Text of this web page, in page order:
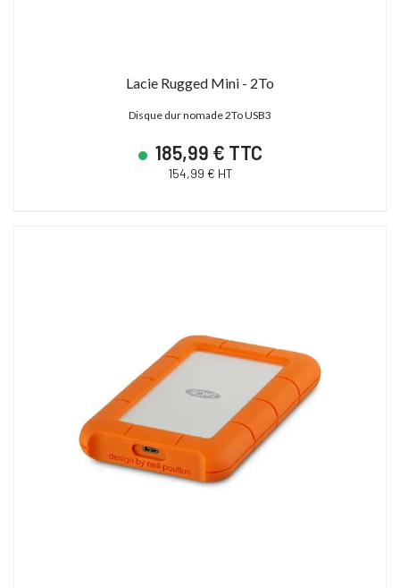
Lacie Rugged Mini - 2To
Disque dur nomade 2To USB3
185,99 € TTC
154,99 € HT